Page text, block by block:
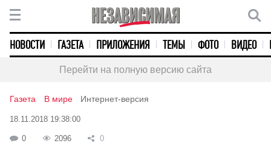
НОВОСТИ ГАЗЕТА ПРИЛОЖЕНИЯ ТЕМЫ ФОТО ВИДЕО
Перейти на полную версию сайта
Газета В мире Интернет-версия
18.11.2018 19:38:00
0 2096 0